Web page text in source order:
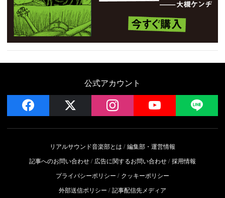
公式アカウント
facebook instagram YouTube
リアルサウンド音楽部とは
編集部・運営情報
記事へのお問い合わせ
広告に関するお問い合わせ 採用情報
プライバシーポリシー
クッキーポリシー
外部送信ポリシー
記事配信先メディア